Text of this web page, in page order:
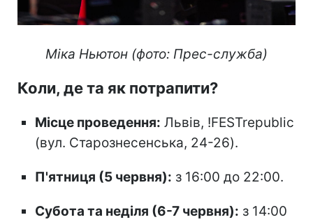
Міка Ньютон (фото: Прес-служба)
Коли, де та як потрапити?
Місце проведення: Львів, !FESTrepublic
(вул. Старознесенська, 24-26).
П'ятниця (5 червня): з 16:00 до 22:00.
Субота та неділя (6-7 червня): з 14:00